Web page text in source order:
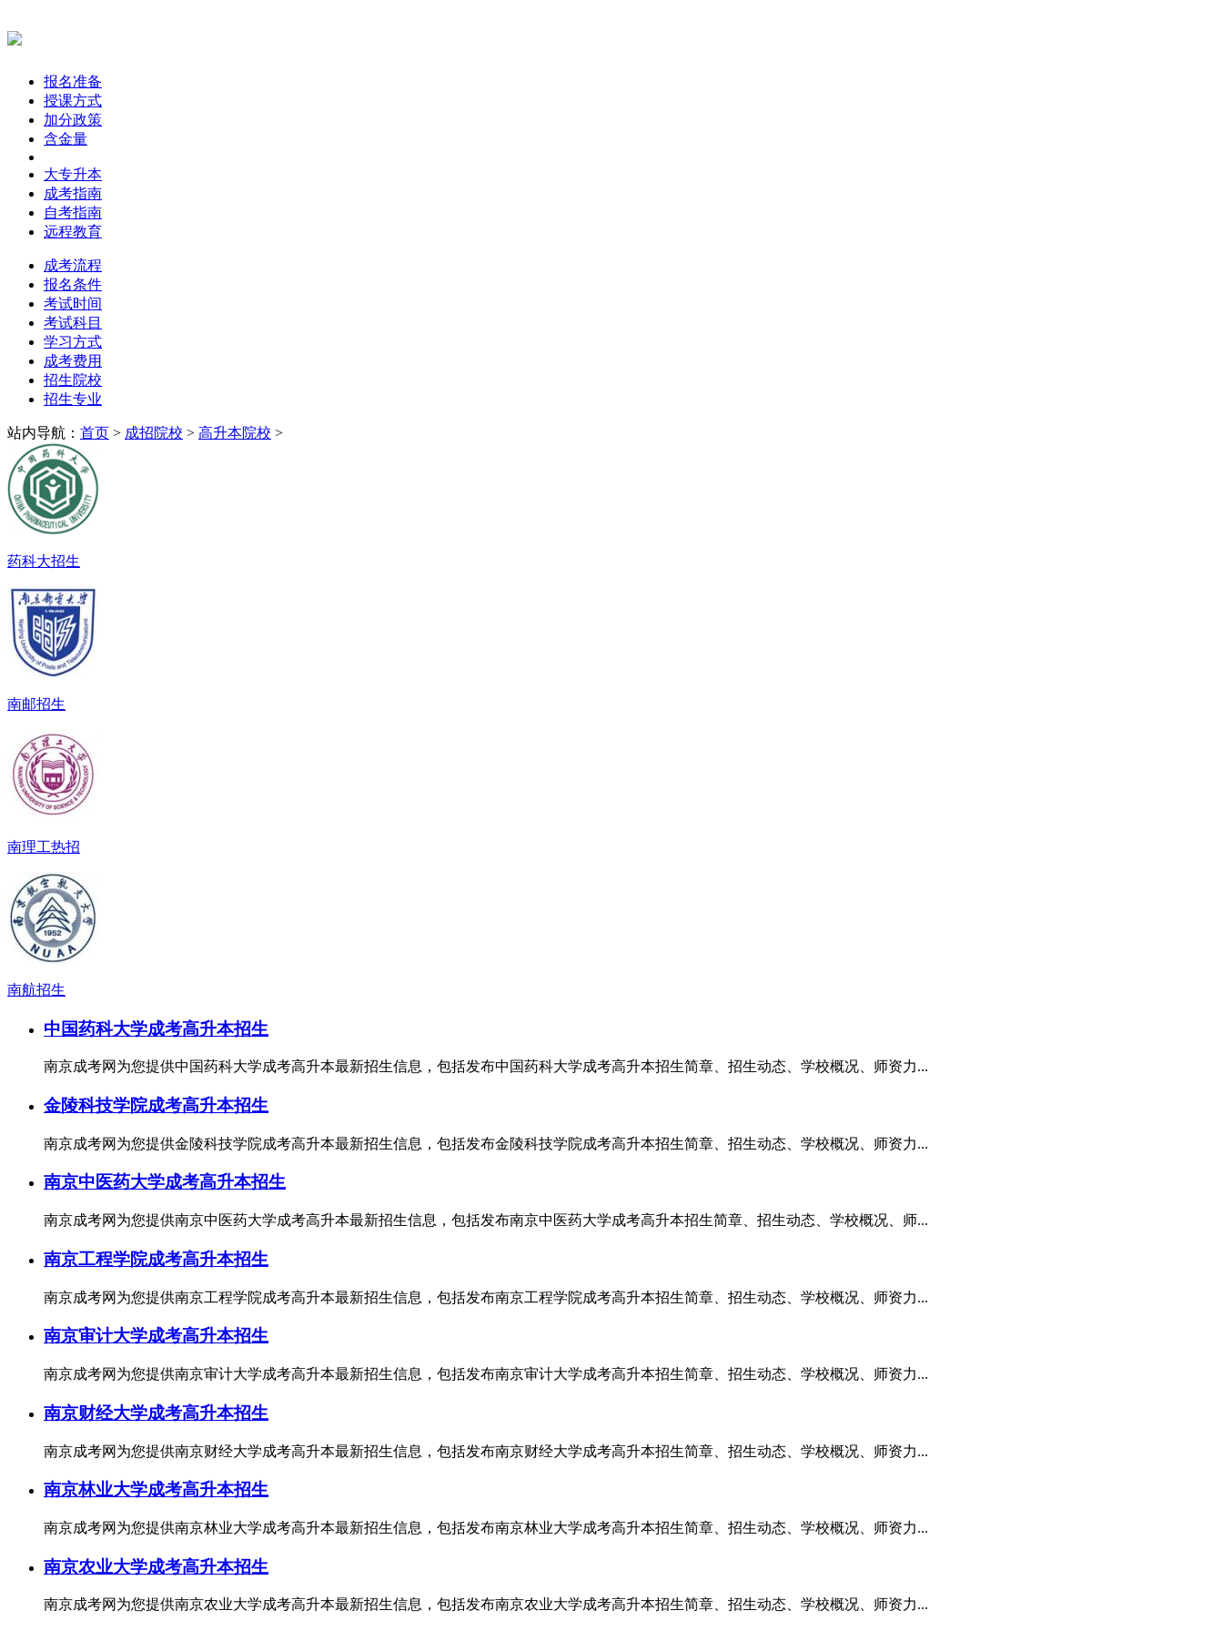
报名准备
授课方式
加分政策
含金量
大专升本
成考指南
自考指南
远程教育
成考流程
报名条件
考试时间
考试科目
学习方式
成考费用
招生院校
招生专业
站内导航： 首页 > 成招院校 > 高升本院校 >
药科大招生
南邮招生
南理工热招
南航招生
中国药科大学成考高升本招生
南京成考网为您提供中国药科大学成考高升本最新招生信息，包括发布中国药科大学成考高升本招生简章、招生动态、学校概况、师资力...
金陵科技学院成考高升本招生
南京成考网为您提供金陵科技学院成考高升本最新招生信息，包括发布金陵科技学院成考高升本招生简章、招生动态、学校概况、师资力...
南京中医药大学成考高升本招生
南京成考网为您提供南京中医药大学成考高升本最新招生信息，包括发布南京中医药大学成考高升本招生简章、招生动态、学校概况、师...
南京工程学院成考高升本招生
南京成考网为您提供南京工程学院成考高升本最新招生信息，包括发布南京工程学院成考高升本招生简章、招生动态、学校概况、师资力...
南京审计大学成考高升本招生
南京成考网为您提供南京审计大学成考高升本最新招生信息，包括发布南京审计大学成考高升本招生简章、招生动态、学校概况、师资力...
南京财经大学成考高升本招生
南京成考网为您提供南京财经大学成考高升本最新招生信息，包括发布南京财经大学成考高升本招生简章、招生动态、学校概况、师资力...
南京林业大学成考高升本招生
南京成考网为您提供南京林业大学成考高升本最新招生信息，包括发布南京林业大学成考高升本招生简章、招生动态、学校概况、师资力...
南京农业大学成考高升本招生
南京成考网为您提供南京农业大学成考高升本最新招生信息，包括发布南京农业大学成考高升本招生简章、招生动态、学校概况、师资力...